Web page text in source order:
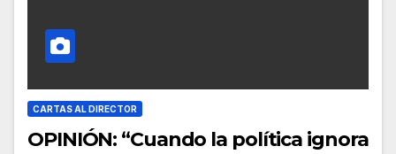
CARTAS AL DIRECTOR
OPINIÓN: “Cuando la política ignora